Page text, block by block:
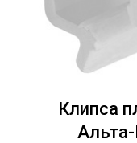
Клипса